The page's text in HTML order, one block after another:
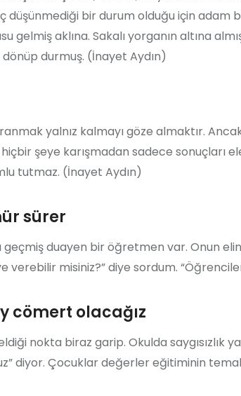
düşünmediği bir durum olduğu için
gelmiş aklına. Sakalı yorganın altına
durmuş. (İnayet Aydın)
yalnız kalmayı göze almaktır.
şeye karışmadan sadece sonuçları
tutmaz. (İnayet Aydın)
sürer
geçmiş duayen bir öğretmen var. Onun
verebilir misiniz?” diye sordum.
cömert olacağız
nokta biraz garip. Okulda saygısızlık
diyor. Çocuklar değerler eğitiminin